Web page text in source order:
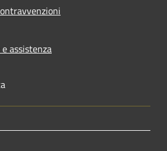
assistenza